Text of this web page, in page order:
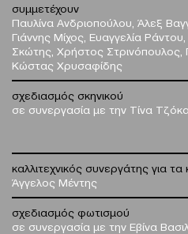
συμμετέχουν
Παυλίνα Ανδριοπούλου, Άλεξ
Γιάννης Μίχος, Ευαγγελία
Σκώτης, Χρήστος Στρινόπουλος,
Κώστας Χρυσαφίδης
σχεδιασμός σκηνικού
σε συνεργασία με την Τίνα Τζόκα
καλλιτεχνικός συνεργάτης για τα
Άγγελος Μέντης
σχεδιασμός φωτισμού
σε συνεργασία με την Εβίνα